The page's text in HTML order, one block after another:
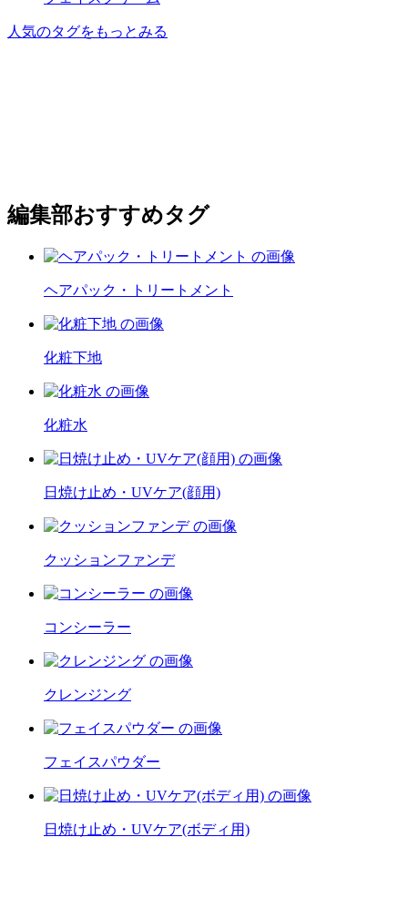
人気のタグをもっとみる
編集部おすすめタグ
ヘアパック・トリートメント
化粧下地
化粧水
日焼け止め・UVケア(顔用)
クッションファンデ
コンシーラー
クレンジング
フェイスパウダー
日焼け止め・UVケア(ボディ用)